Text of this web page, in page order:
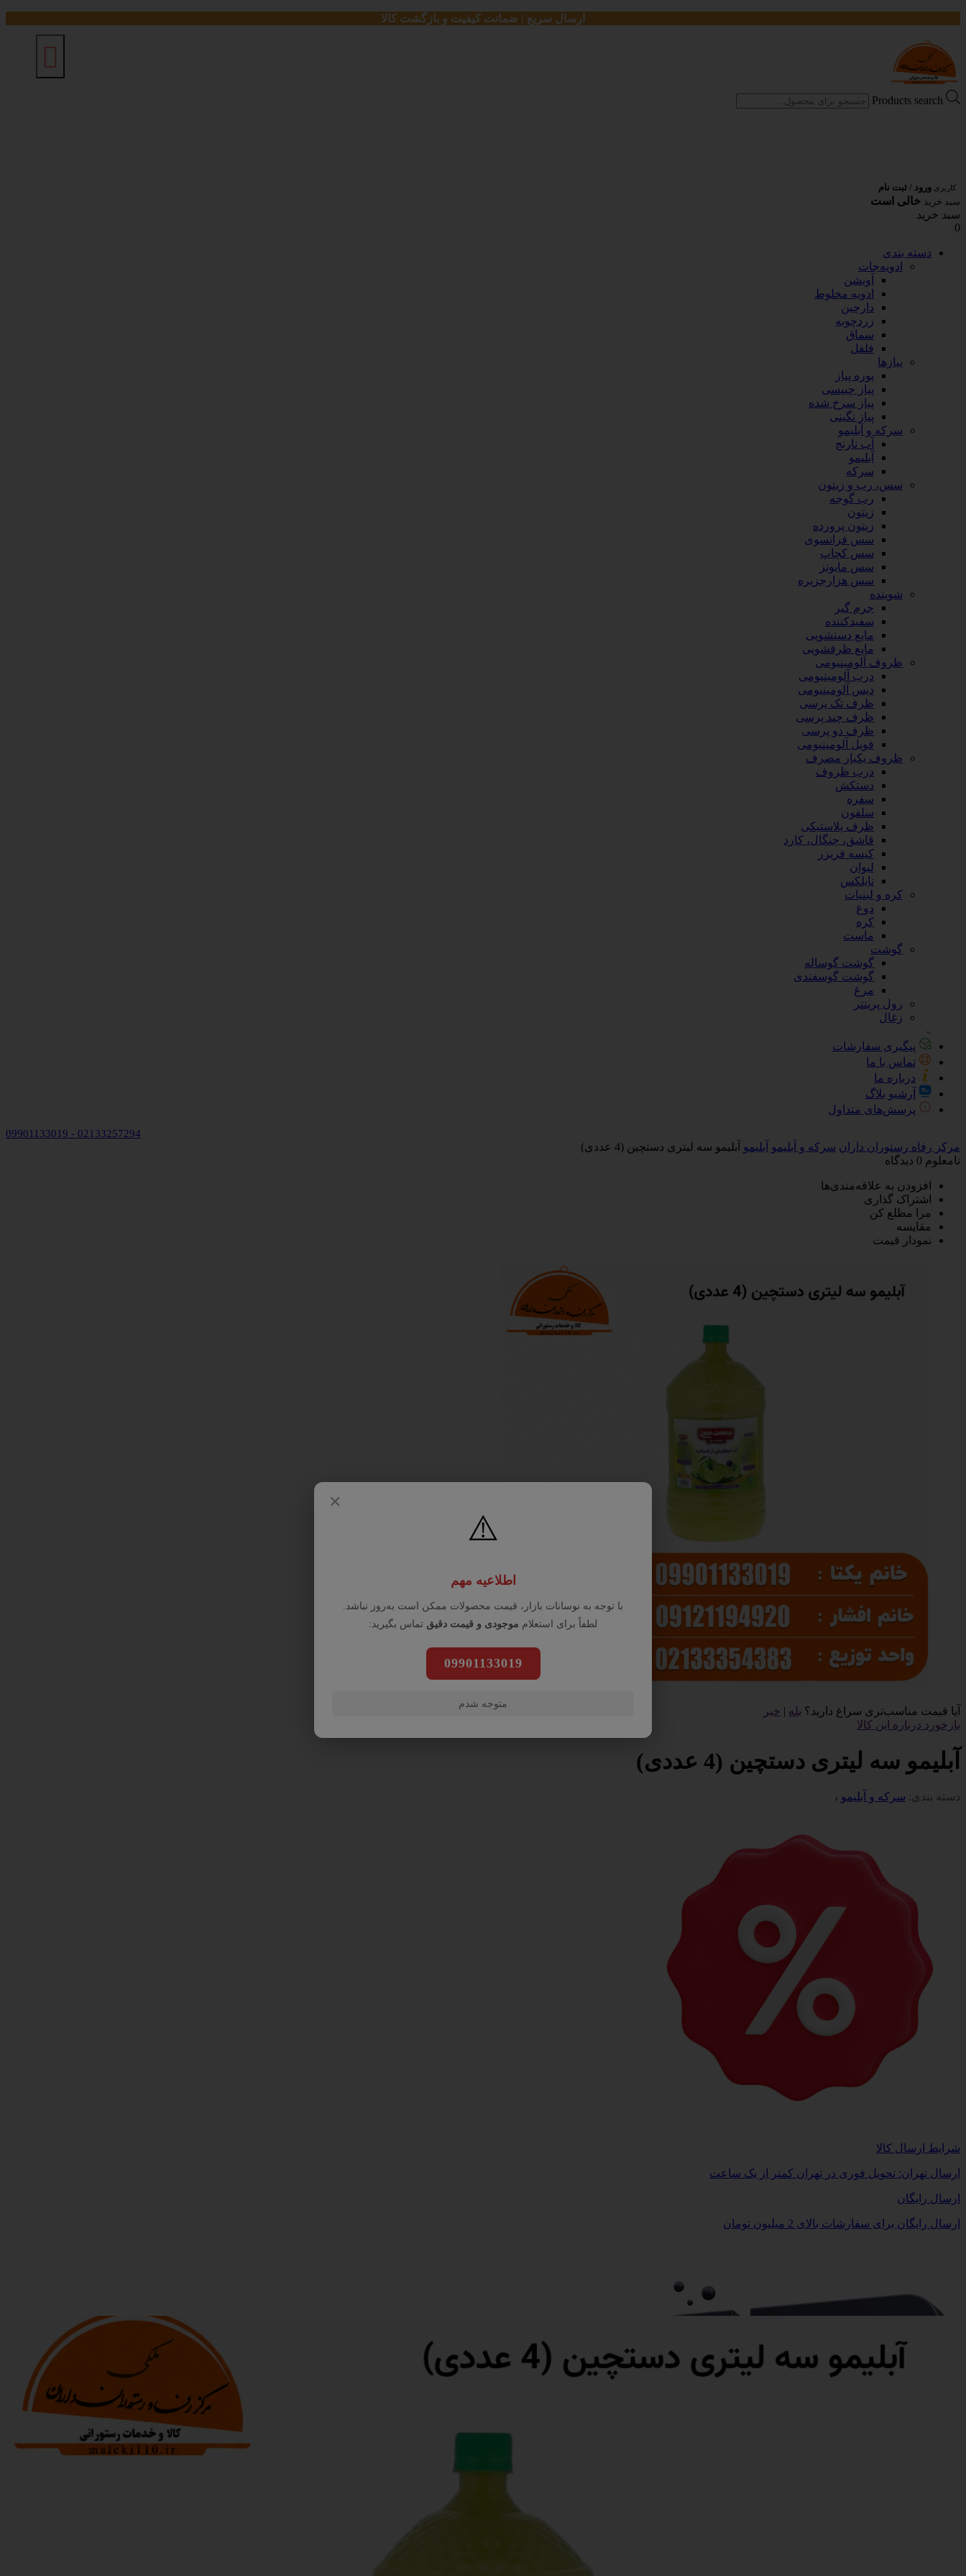
ارسال سریع | ضمانت کیفیت و بازگشت کالا
Products search
کاربری ورود / ثبت نام
سبد خرید خالی است
سبد خرید
0
دسته بندی
ادویه‌جات
آویشن
ادویه مخلوط
دارچین
زردچوبه
سماق
فلفل
پیازها
پوره پیاز
پیاز چیپسی
پیاز سرخ شده
پیاز نگینی
سرکه و آبلیمو
آب نارنج
آبلیمو
سرکه
سس، رب و زیتون
رب گوجه
زیتون
زیتون پرورده
سس فرانسوی
سس کچاپ
سس مایونز
سس هزارجزیره
شوینده
جرم گیر
سفیدکننده
مایع دستشویی
مایع ظرفشویی
ظروف آلومینیومی
درب آلومینیومی
دیس آلومینیومی
ظرف تک پرسی
ظرف چند پرسی
ظرف دو پرسی
فویل آلومینیومی
ظروف یکبار مصرف
درب ظروف
دستکش
سفره
سلفون
ظرف پلاستیکی
قاشق، چنگال، کارد
کیسه فریزر
لیوان
نایلکس
کره و لبنیات
دوغ
کره
ماست
گوشت
گوشت گوساله
گوشت گوسفندی
مرغ
رول پرینتر
زغال
پیگیری سفارشات
تماس با ما
درباره ما
آرشیو بلاگ
پرسش‌های متداول
09901133019 - 02133257294
مرکز رفاه رستوران داران سرکه و آبلیمو آبلیمو آبلیمو سه لیتری دستچین (4 عددی)
نامعلوم 0 دیدگاه
افزودن به علاقه‌مندی‌ها
اشتراک گذاری
مرا مطلع کن
مقایسه
نمودار قیمت
آیا قیمت مناسب‌تری سراغ دارید؟ بله | خیر
بازخورد درباره این کالا
آبلیمو سه لیتری دستچین (4 عددی)
دسته بندی: سرکه و آبلیمو ،
شرایط ارسال کالا
ارسال تهران: تحویل فوری در تهران کمتر از یک ساعت
ارسال رایگان
ارسال رایگان برای سفارشات بالای 2 میلیون تومان
✕
⚠️
اطلاعیه مهم
با توجه به نوسانات بازار، قیمت محصولات ممکن است به‌روز نباشد.
لطفاً برای استعلام موجودی و قیمت دقیق تماس بگیرید:
09901133019
متوجه شدم